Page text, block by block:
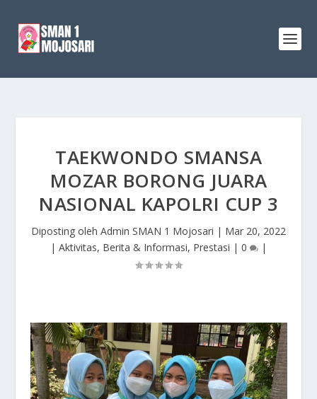
TAEKWONDO SMANSA
MOZAR BORONG JUARA
NASIONAL KAPOLRI CUP 3
Diposting oleh Admin SMAN 1 Mojosari | Mar 20, 2022
| Aktivitas, Berita & Informasi, Prestasi | 0 |